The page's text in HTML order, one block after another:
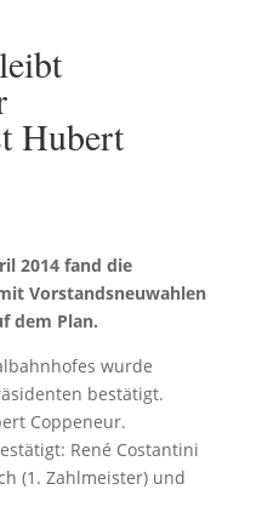
Hubert
2014 fand die
Vorstandsneuwahlen
dem Plan.
wurde
bestätigt.
Coppeneur.
René Costantini
(1. Zahlmeister) und